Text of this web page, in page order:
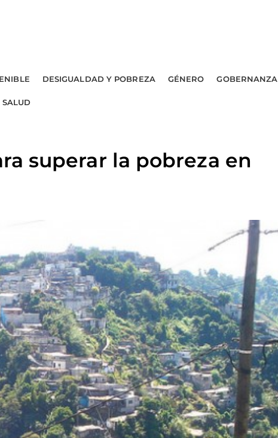
DESIGUALDAD Y POBREZA GÉNERO GOBERNANZA
SALUD
superar la pobreza en